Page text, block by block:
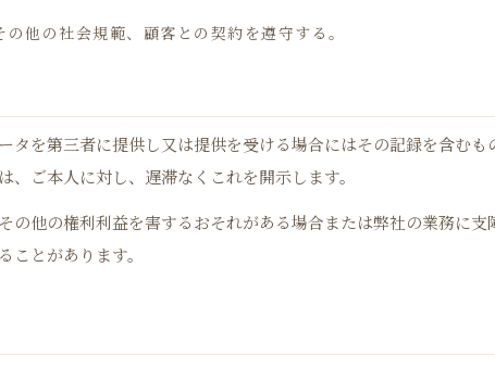
他の社会規範、顧客との契約を遵守する。
タを第三者に提供し又は提供を受ける場合にはその記録を含む
ご本人に対し、遅滞なくこれを開示します。
の他の権利利益を害するおそれがある場合または弊社の業務に
とがあります。